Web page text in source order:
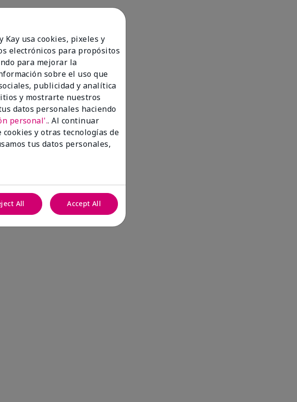
Kay usa cookies, pixeles y
electrónicos para propósitos
para mejorar la
sobre el uso que
publicidad y analítica
y mostrarte nuestros
datos personales haciendo
personal'.. Al continuar
y otras tecnologías de
tus datos personales,
All Accept All